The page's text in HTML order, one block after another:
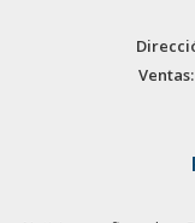
Ventas: